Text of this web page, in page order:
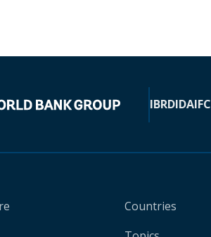
IBRDIDAIFC
Countries